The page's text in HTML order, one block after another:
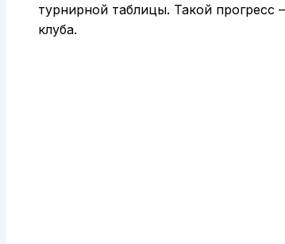
турнирной таблицы. Такой прогресс
клуба.